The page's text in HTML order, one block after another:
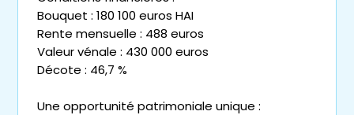
Bouquet : 180 100 euros HAI
Rente mensuelle : 488 euros
Valeur vénale : 430 000 euros
Décote : 46,7 %
Une opportunité patrimoniale unique :